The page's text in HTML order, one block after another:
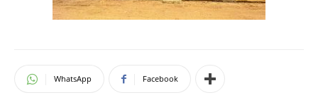
WhatsApp Facebook